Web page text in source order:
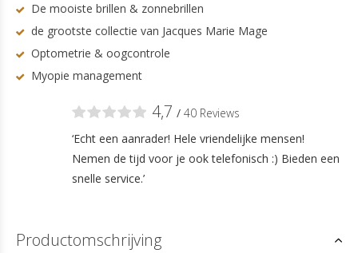
De mooiste brillen & zonnebrillen
de grootste collectie van Jacques Marie Mage
Optometrie & oogcontrole
Myopie management
4,7 / 40 Reviews
‘Echt een aanrader! Hele vriendelijke mensen!
Nemen de tijd voor je ook telefonisch :) Bieden een
snelle service.’
Productomschrijving